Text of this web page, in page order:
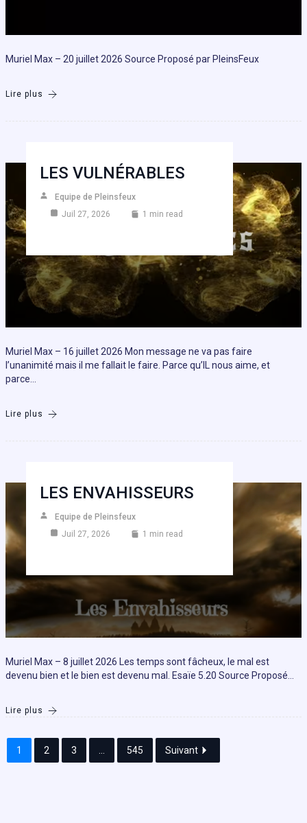
Muriel Max – 20 juillet 2026 Source Proposé par PleinsFeux
Lire plus
LES VULNÉRABLES
Equipe de Pleinsfeux
Juil 27, 2026
1 min read
Muriel Max – 16 juillet 2026 Mon message ne va pas faire
l’unanimité mais il me fallait le faire. Parce qu’IL nous aime, et
parce…
Lire plus
LES ENVAHISSEURS
Equipe de Pleinsfeux
Juil 27, 2026
1 min read
Muriel Max – 8 juillet 2026 Les temps sont fâcheux, le mal est
devenu bien et le bien est devenu mal. Esaïe 5.20 Source Proposé…
Lire plus
1 2 3 545 Suivant